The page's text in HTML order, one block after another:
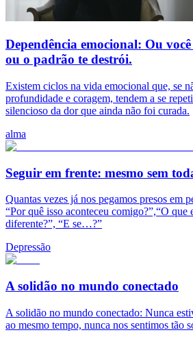
Dependência emocional: Ou
ou o padrão te destrói.
Existem ciclos na vida emocional que, se
profundidade e coragem, tendem a se
silencioso da dor que ainda não foi curada.
alma
Seguir em frente: mesmo sem
Quantas vezes já nos pegamos presos em
“Por quê isso aconteceu comigo?”,“O que
diferente?”, “E se…?”
Depressão
A solidão no mundo conectado
A solidão no mundo conectado: Nunca
ao mesmo tempo, nunca nos sentimos tão